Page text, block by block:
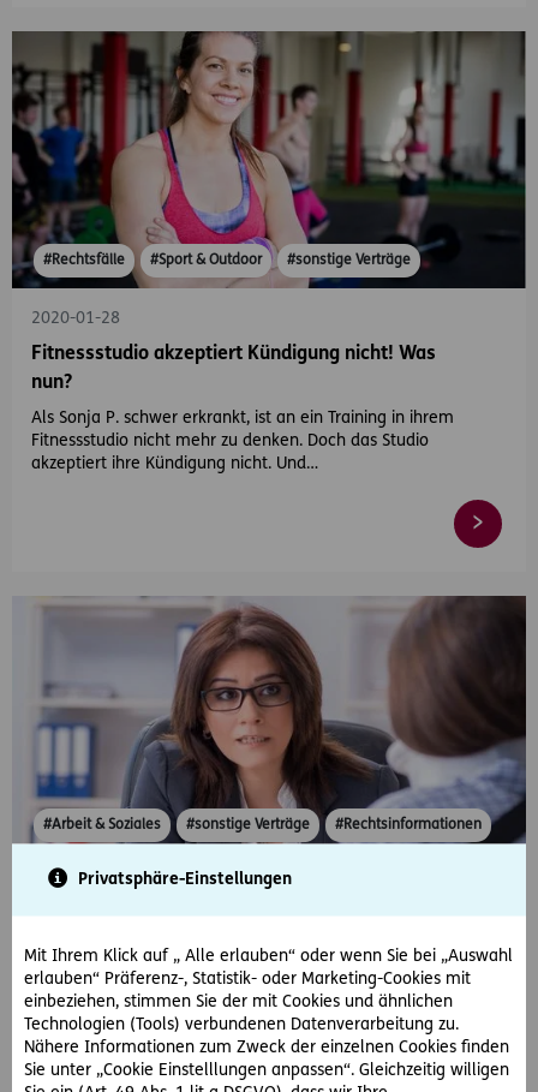
Privatsphäre-Einstellungen
Mit Ihrem Klick auf „ Alle erlauben“ oder wenn Sie bei „Auswahl
erlauben“ Präferenz-, Statistik- oder Marketing-Cookies mit
einbeziehen, stimmen Sie der mit Cookies und ähnlichen
Technologien (Tools) verbundenen Datenverarbeitung zu.
Nähere Informationen zum Zweck der einzelnen Cookies finden
Sie unter „Cookie Einstelllungen anpassen“. Gleichzeitig willigen
#Rechtsfälle #Sport & Outdoor #sonstige Verträge
2020-01-28
Fitnessstudio akzeptiert Kündigung nicht! Was
nun?
Als Sonja P. schwer erkrankt, ist an ein Training in ihrem
Fitnessstudio nicht mehr zu denken. Doch das Studio
akzeptiert ihre Kündigung nicht. Und…
#Arbeit & Soziales #sonstige Verträge #Rechtsinformationen
2018-06-25
Unternehmen aus steuerlicher Sicht
Das Steuerrecht unterscheidet drei verschiedene betriebliche
Einkunftsarten: Einkünfte aus Gewerbebetrieb Einkünfte aus
selbstständiger Arbeit…